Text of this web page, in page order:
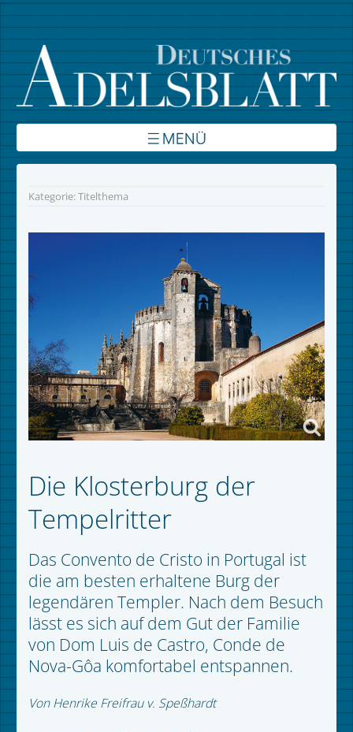
Über uns
Verbände
Autoren
Kontakt
Kategorie:Titelthema
Die Klosterburg der
Tempelritter
Das Convento de Cristo in Portugal ist
die am besten erhaltene Burg der
legendären Templer. Nach dem Besuch
lässt es sich auf dem Gut der Familie
von Dom Luis de Castro, Conde de
Nova-Gôa komfortabel entspannen.
Von Henrike Freifrau v. Speßhardt